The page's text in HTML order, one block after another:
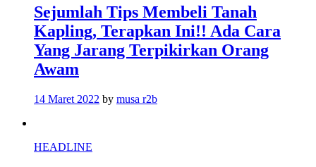
Sejumlah Tips Membeli Tanah
Kapling, Terapkan Ini!! Ada Cara
Yang Jarang Terpikirkan Orang
Awam
14 Maret 2022 by musa r2b
HEADLINE